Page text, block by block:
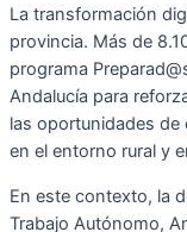
La transformación
provincia. Más de
programa
Andalucía para
las oportunidades
en el entorno rural y
En este contexto, la
Trabajo Autónomo,